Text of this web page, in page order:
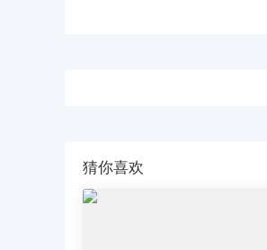
猜你喜欢